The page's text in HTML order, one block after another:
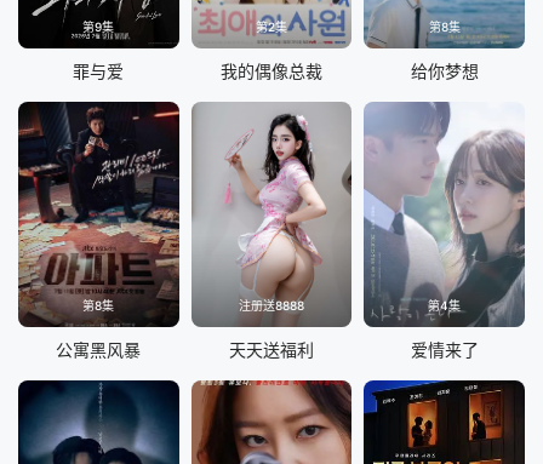
第9集
罪与爱
第2集
我的偶像总裁
第8集
给你梦想
第8集
公寓黑风暴
注册送8888
天天送福利
第4集
爱情来了